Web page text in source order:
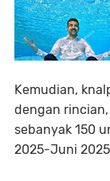
Kemudian,
dengan rincian,
sebanyak 150
2025-Juni